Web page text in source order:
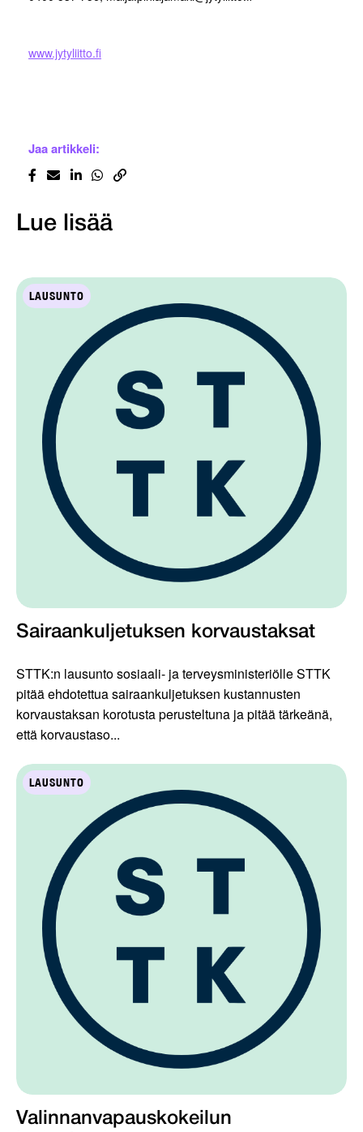
www.jytyliitto.fi
Jaa artikkeli:
Lue lisää
LAUSUNTO
Sairaankuljetuksen korvaustaksat
STTK:n lausunto sosiaali- ja terveysministeriölle STTK
pitää ehdotettua sairaankuljetuksen kustannusten
korvaustaksan korotusta perusteltuna ja pitää tärkeänä,
että korvaustaso...
LAUSUNTO
Valinnanvapauskokeilun